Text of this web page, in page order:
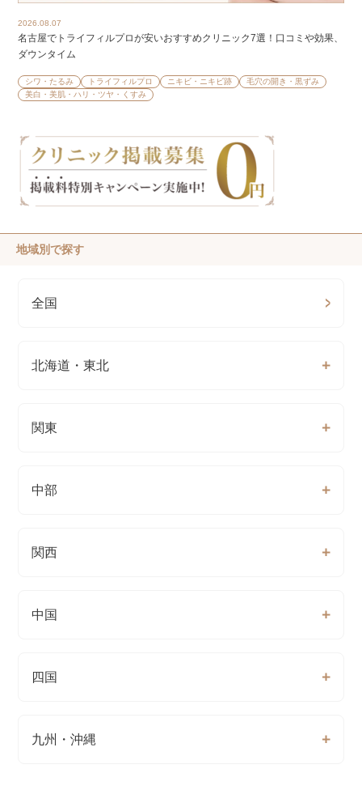
2026.08.07
名古屋でトライフィルプロが安いおすすめクリニック7選！口コミや効果、
ダウンタイム
シワ・たるみ トライフィルプロ ニキビ・ニキビ跡
毛穴の開き・黒ずみ
美白・美肌・ハリ・ツヤ・くすみ
地域別で探す
全国
北海道・東北
関東
中部
関西
中国
四国
九州・沖縄